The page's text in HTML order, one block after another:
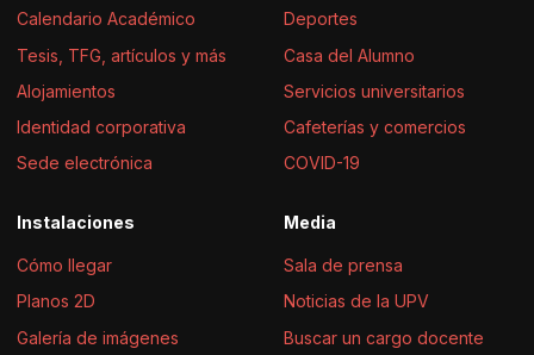
Calendario Académico
Tesis, TFG, artículos y más
Alojamientos
Identidad corporativa
Sede electrónica
Deportes
Casa del Alumno
Servicios universitarios
Cafeterías y comercios
COVID-19
Instalaciones
Cómo llegar
Planos 2D
Galería de imágenes
Media
Sala de prensa
Noticias de la UPV
Buscar un cargo docente